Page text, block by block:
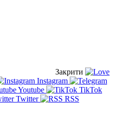
Закрити
Instagram
Youtube
TikTok
Twitter RSS